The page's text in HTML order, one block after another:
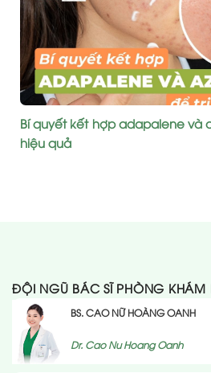
Bí quyết kết hợp adapalene và
hiệu quả
ĐỘI NGŨ BÁC SĨ PHÒNG KHÁM
BS. CAO NỮ HOÀNG OANH
Dr. Cao Nu Hoang Oanh